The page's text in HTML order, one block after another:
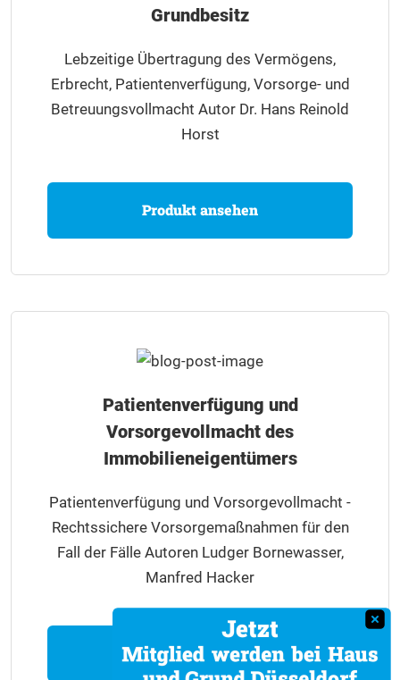
Grundbesitz
Lebzeitige Übertragung des Vermögens,
Erbrecht, Patientenverfügung, Vorsorge- und
Betreuungsvollmacht Autor Dr. Hans Reinold
Horst
Produkt ansehen
Patientenverfügung und
Vorsorgevollmacht des
Immobilieneigentümers
Patientenverfügung und Vorsorgevollmacht -
Rechtssichere Vorsorgemaßnahmen für den
Fall der Fälle Autoren Ludger Bornewasser,
Manfred Hacker
Produkt ansehen